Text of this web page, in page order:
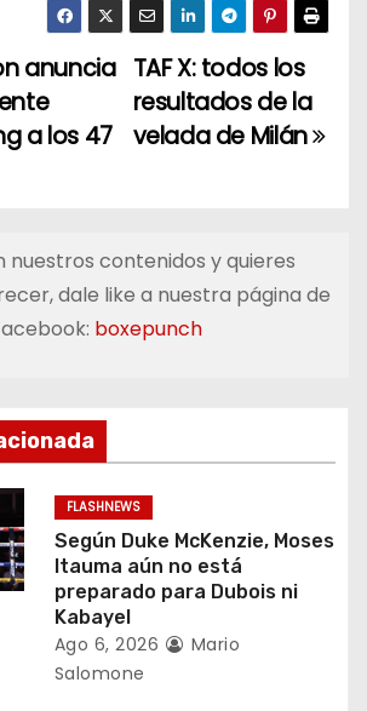
TAF X: todos los
resultados de la
velada de Milán
anuncia
a los 47
nuestros contenidos y quieres
dale like a nuestra página de
boxepunch
FLASHNEWS
Según Duke McKenzie, Moses
Itauma aún no está
preparado para Dubois ni
Kabayel
Ago 6, 2026
Mario
Salomone